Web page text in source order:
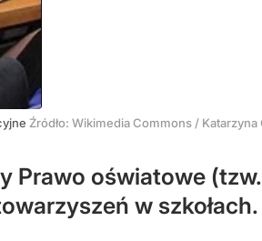
Źródło: Wikimedia Commons / Katarzyna
Prawo oświatowe
w szkołach.